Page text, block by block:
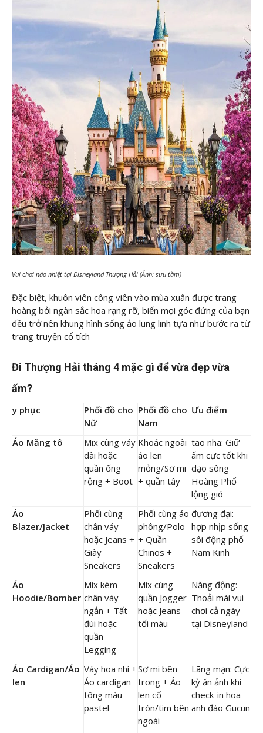
Vui chơi náo nhiệt tại Disneyland Thượng Hải (Ảnh: sưu tầm)
Đặc biệt, khuôn viên công viên vào mùa xuân được trang
hoàng bởi ngàn sắc hoa rạng rỡ, biến mọi góc đứng của bạn
đều trở nên khung hình sống ảo lung linh tựa như bước ra từ
trang truyện cổ tích
Đi Thượng Hải tháng 4 mặc gì để vừa đẹp vừa
ấm?
y phục
Phối đồ cho
Nữ
Phối đồ cho
Nam
Ưu điểm
Áo Măng tô
Mix cùng váy
dài hoặc
quần ống
rộng + Boot
Khoác ngoài
áo len
mỏng/Sơ mi
+ quần tây
tao nhã: Giữ
ấm cực tốt khi
dạo sông
Hoàng Phố
lộng gió
Áo
Blazer/Jacket
Phối cùng
chân váy
hoặc Jeans +
Giày
Sneakers
Phối cùng áo
phông/Polo
+ Quần
Chinos +
Sneakers
đương đại:
hợp nhịp sống
sôi động phố
Nam Kinh
Áo
Hoodie/Bomber
Mix kèm
chân váy
ngắn + Tất
đùi hoặc
quần
Legging
Mix cùng
quần Jogger
hoặc Jeans
tối màu
Năng động:
Thoải mái vui
chơi cả ngày
tại Disneyland
Áo Cardigan/Áo
len
Váy hoa nhí +
Áo cardigan
tông màu
pastel
Sơ mi bên
trong + Áo
len cổ
tròn/tim bên
ngoài
Lãng mạn: Cực
kỳ ăn ảnh khi
check-in hoa
anh đào Gucun